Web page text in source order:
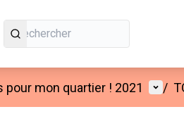
pour mon quartier ! 2021 /